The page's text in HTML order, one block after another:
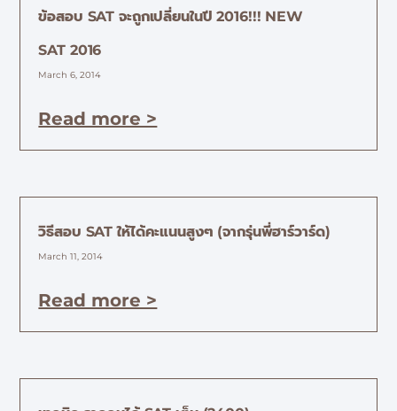
ข้อสอบ SAT จะถูกเปลี่ยนในปี 2016!!! NEW
SAT 2016
March 6, 2014
Read more >
วิธีสอบ SAT ให้ได้คะแนนสูงๆ (จากรุ่นพี่ฮาร์วาร์ด)
March 11, 2014
Read more >